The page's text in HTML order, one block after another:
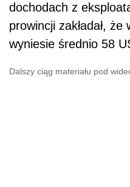
dochodach z
prowincji zakładał,
wyniesie średnio 58
Dalszy ciąg materiału pod